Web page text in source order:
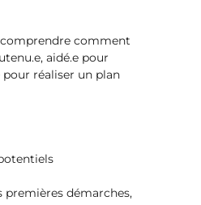
comment
aidé.e pour
réaliser un plan
premières démarches,